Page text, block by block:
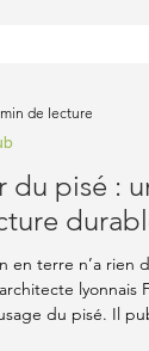
du pisé :
en terre n’a rien
lyonnais
du pisé. Il
de lecture